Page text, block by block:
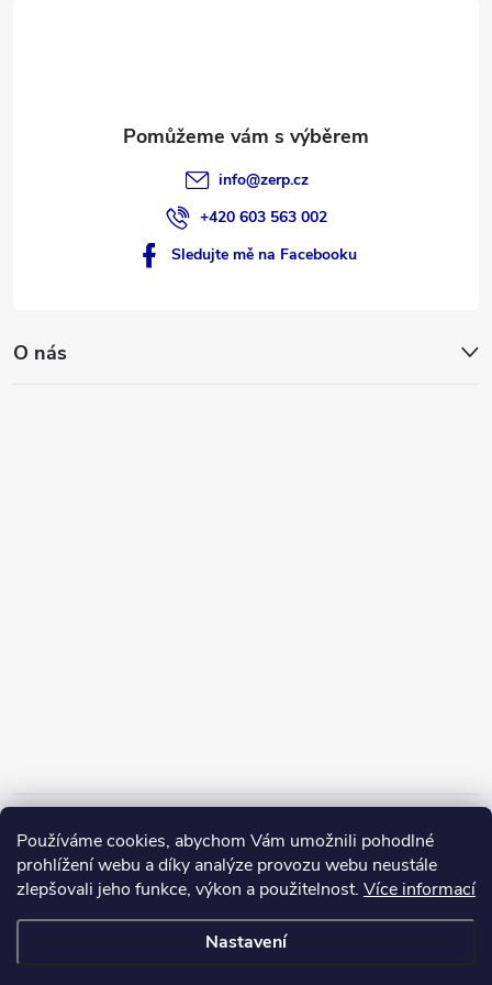
Používáme cookies, abychom Vám umožnili pohodlné
prohlížení webu a díky analýze provozu webu neustále
zlepšovali jeho funkce, výkon a použitelnost. Více informací
Nastavení
u
info@zerp.cz
+420 603 563 002
Sledujte mě na Facebooku
O nás